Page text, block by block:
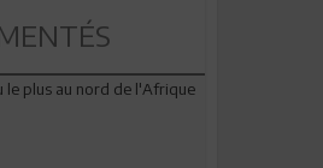
le plus au nord de l'Afrique